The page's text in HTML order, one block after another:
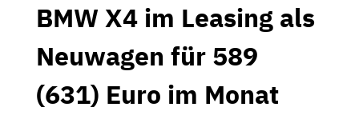
BMW X4 im Leasing als
Neuwagen für 589
(631) Euro im Monat